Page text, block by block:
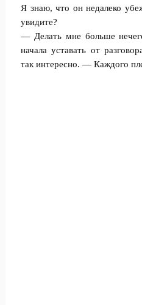
Я знаю, что он недалеко
увидите?
— Делать мне больше
начала уставать от
так интересно. — Каждого